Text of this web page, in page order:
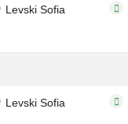
Levski Sofia
Levski Sofia